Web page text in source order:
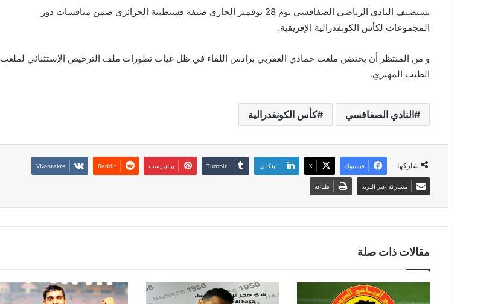
يستضيف النادي الرياضي الصفاقسي يوم 28 نوفمبر الجاري ضيفه قسنطينة الجزائري ضمن منافسات دور
المجموعات لكأس الكونفدرالية الإفريقية.
و من المنتظر أن يحتضن ملعب حمادي العقربي برادس اللقاء في ظل غياب تطورات ملف الترخيص الإستثنائي لملعب
الطيب المهيري.
النادي الصفاقسي كأس الكونفدرالية
شاركها فيسبوك ‫X لينكدإن بينتيريست
مشاركة عبر البريد طباعة
مقالات ذات صلة